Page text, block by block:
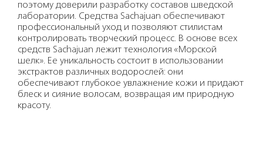
поэтому доверили разработку составов шведской
лаборатории. Средства Sachajuan обеспечивают
профессиональный уход и позволяют стилистам
контролировать творческий процесс. В основе всех
средств Sachajuan лежит технология «Морской
шелк». Ее уникальность состоит в использовании
экстрактов различных водорослей: они
обеспечивают глубокое увлажнение кожи и придают
блеск и сияние волосам, возвращая им природную
красоту.